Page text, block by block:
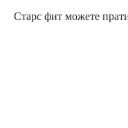
Старс фит можете